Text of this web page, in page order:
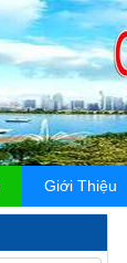
Giới Thiệu